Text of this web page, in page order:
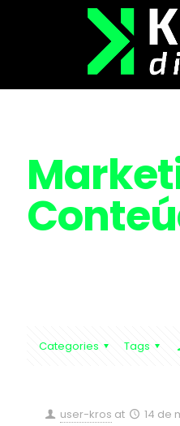
Categories Tags
user-kros at 14 de